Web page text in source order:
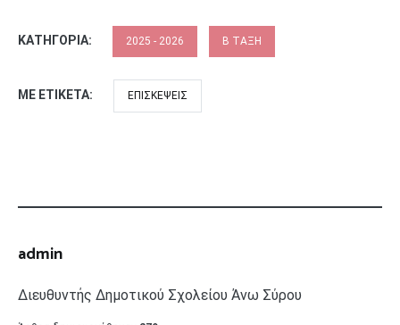
ΚΑΤΗΓΟΡΊΑ: 2025 - 2026 Β ΤΆΞΗ
ΜΕ ΕΤΙΚΈΤΑ: ΕΠΙΣΚΈΨΕΙΣ
admin
Διευθυντής Δημοτικού Σχολείου Άνω Σύρου